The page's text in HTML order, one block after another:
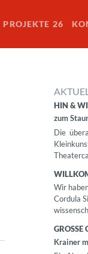
PROJEKTE 26
HIN &
zum
Die
Wir
Cordula
GROSSE
Krainer